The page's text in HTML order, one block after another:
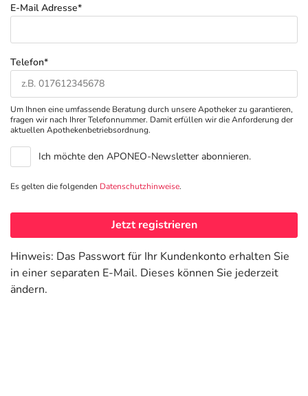
E-Mail Adresse*
Telefon*
Um Ihnen eine umfassende Beratung durch unsere Apotheker zu garantieren,
fragen wir nach Ihrer Telefonnummer. Damit erfüllen wir die Anforderung der
aktuellen Apotheken­betriebsordnung.
Ich möchte den APONEO-Newsletter abonnieren.
Es gelten die folgenden Datenschutzhinweise.
Jetzt registrieren
Hinweis: Das Passwort für Ihr Kundenkonto erhalten Sie
in einer separaten E-Mail. Dieses können Sie jederzeit
ändern.